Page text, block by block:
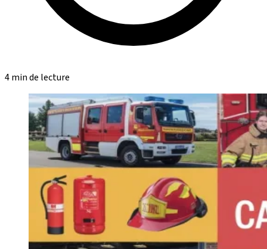
4 min de lecture